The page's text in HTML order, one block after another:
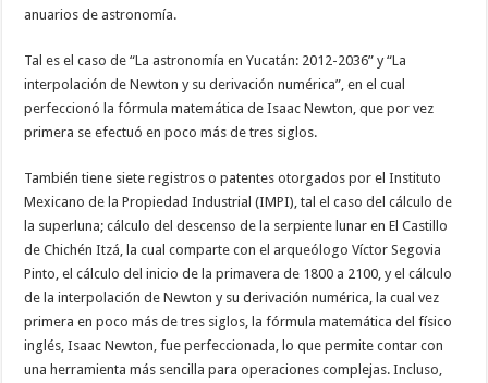
anuarios de astronomía.
Tal es el caso de “La astronomía en Yucatán: 2012-2036” y “La
interpolación de Newton y su derivación numérica”, en el cual
perfeccionó la fórmula matemática de Isaac Newton, que por vez
primera se efectuó en poco más de tres siglos.
También tiene siete registros o patentes otorgados por el Instituto
Mexicano de la Propiedad Industrial (IMPI), tal el caso del cálculo de
la superluna; cálculo del descenso de la serpiente lunar en El Castillo
de Chichén Itzá, la cual comparte con el arqueólogo Víctor Segovia
Pinto, el cálculo del inicio de la primavera de 1800 a 2100, y el cálculo
de la interpolación de Newton y su derivación numérica, la cual vez
primera en poco más de tres siglos, la fórmula matemática del físico
inglés, Isaac Newton, fue perfeccionada, lo que permite contar con
una herramienta más sencilla para operaciones complejas. Incluso,